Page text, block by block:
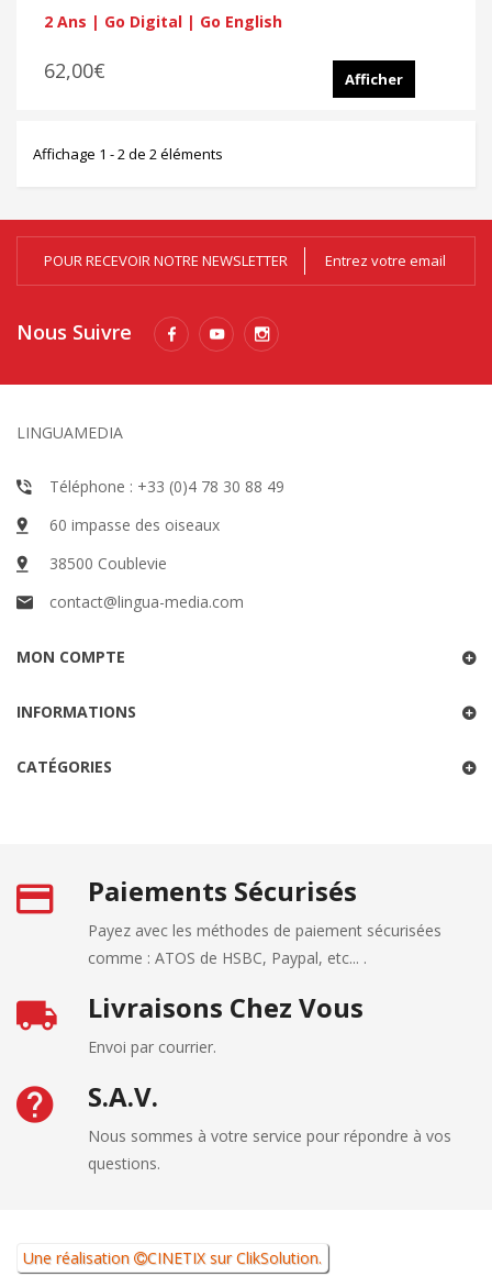
2 Ans | Go Digital | Go English
62,00€ Afficher
Affichage 1 - 2 de 2 éléments
POUR RECEVOIR NOTRE NEWSLETTER
Nous Suivre
LINGUAMEDIA
Téléphone : +33 (0)4 78 30 88 49
60 impasse des oiseaux
38500 Coublevie
contact@lingua-media.com
MON COMPTE
INFORMATIONS
CATÉGORIES
Paiements Sécurisés
Payez avec les méthodes de paiement sécurisées
comme : ATOS de HSBC, Paypal, etc... .
Livraisons Chez Vous
Envoi par courrier.
S.A.V.
Nous sommes à votre service pour répondre à vos
questions.
Une réalisation CINETIX surClikSolution.